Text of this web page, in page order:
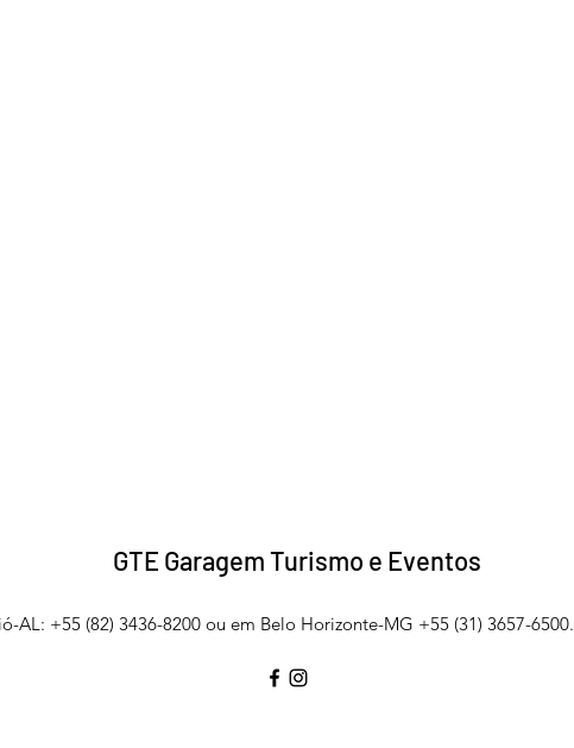
GTE Garagem Turismo e Eventos
AL: +55 (82) 3436-8200 ou em Belo Horizonte-MG +55 (31) 3657-6500.